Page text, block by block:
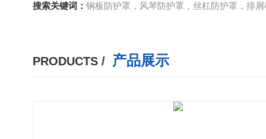
搜索关键词： 钢板防护罩，风琴防护罩，丝杠防护罩，排屑机
PRODUCTS / 产品展示